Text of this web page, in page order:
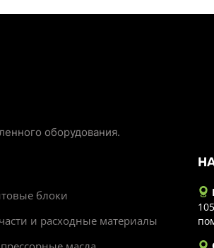
оборудования.
блоки
и расходные материалы